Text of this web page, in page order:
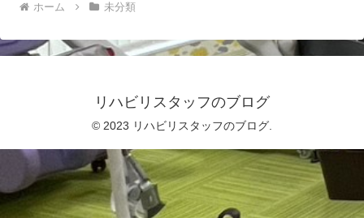
ホーム 未分類
リハビリスタッフのブログ
© 2023 リハビリスタッフのブログ.